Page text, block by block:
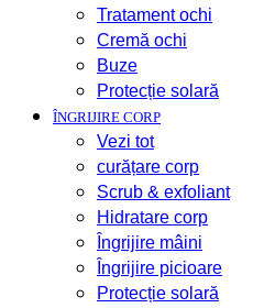
Tratament ochi
Cremă ochi
Buze
Protecție solară
ÎNGRIJIRE CORP
Vezi tot
curățare corp
Scrub & exfoliant
Hidratare corp
Îngrijire mâini
Îngrijire picioare
Protecție solară